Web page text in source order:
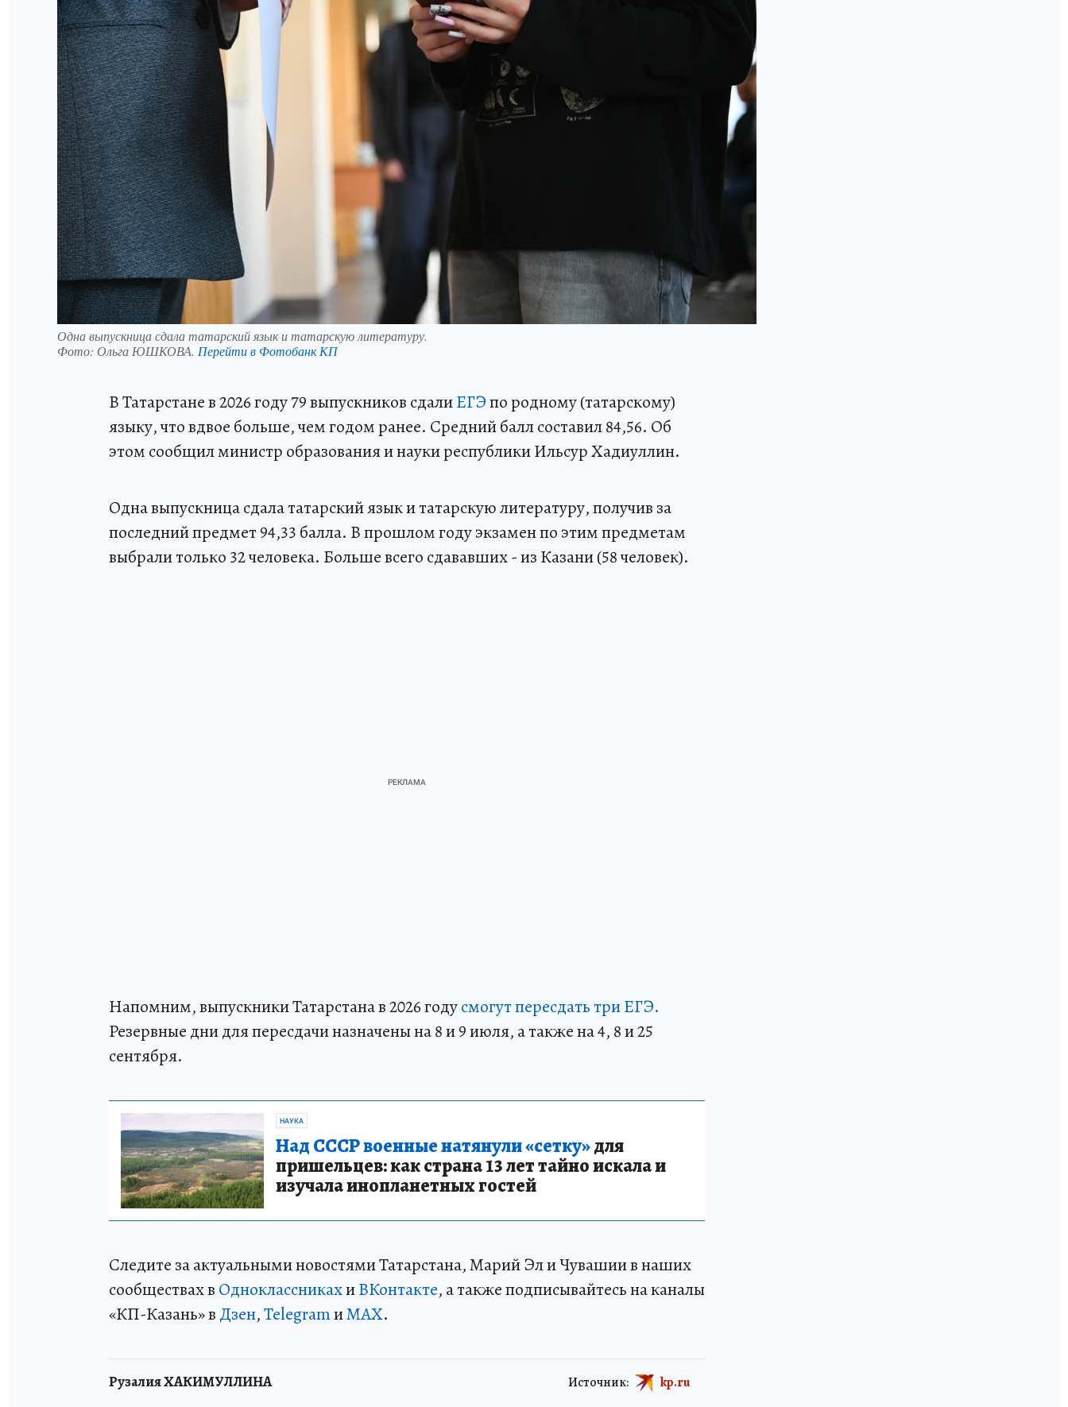
Одна выпускница сдала татарский язык и татарскую литературу.
Фото: Ольга ЮШКОВА. Перейти в Фотобанк КП
В Татарстане в 2026 году 79 выпускников сдалиЕГЭпо родному (татарскому)
языку, что вдвое больше, чем годом ранее. Средний балл составил 84,56. Об
этом сообщил министр образования и науки республики Ильсур Хадиуллин.
Одна выпускница сдала татарский язык и татарскую литературу, получив за
последний предмет 94,33 балла. В прошлом году экзамен по этим предметам
выбрали только 32 человека. Больше всего сдававших - из Казани (58 человек).
Напомним, выпускники Татарстана в 2026 годусмогут пересдать три ЕГЭ.
Резервные дни для пересдачи назначены на 8 и 9 июля, а также на 4, 8 и 25
сентября.
НАУКА
Над СССР военные натянули «сетку»для
пришельцев: как страна 13 лет тайно искала и
изучала инопланетных гостей
Следите за актуальными новостями Татарстана, Марий Эл и Чувашии в наших
сообществах в ОдноклассникахиВКонтакте, а также подписывайтесь на каналы
«КП-Казань» в Дзен,TelegramиMAX.
Рузалия ХАКИМУЛЛИНА Источник: kp.ru